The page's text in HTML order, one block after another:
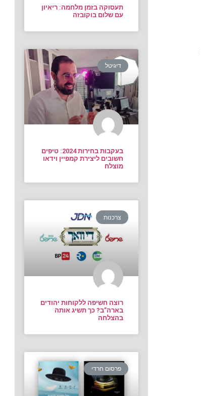
תעסוקה בזמן מלחמה: ריאיון
עם שלום בוקובזה
דיגיטל
בעקבות בחירות 2024: טיפים
חשובים ליצירת קמפיין וידאו
מוצלח
צרכנות
רוצה חשיפה ללקוחות יהודים
בארה”ב? כך תשיג אותה
בהצלחה
פרסום חרדי